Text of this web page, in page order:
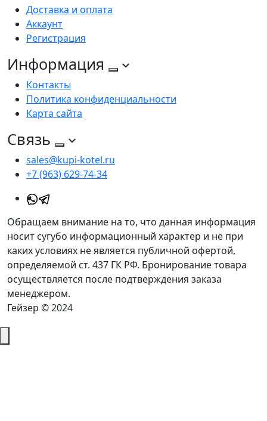
Доставка и оплата
Аккаунт
Регистрация
Информация
Контакты
Политика конфиденциальности
Карта сайта
Связь
sales@kupi-kotel.ru
+7 (963) 629-74-34
Обращаем внимание на то, что данная информация
носит сугубо информационный характер и не при
каких условиях не является публичной офертой,
определяемой ст. 437 ГК РФ. Бронирование товара
осуществляется после подтверждения заказа
менеджером.
Гейзер © 2024